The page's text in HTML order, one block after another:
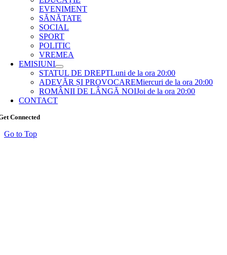
EVENIMENT
SĂNĂTATE
SOCIAL
SPORT
POLITIC
VREMEA
EMISIUNI
STATUL DE DREPTLuni de la ora 20:00
ADEVĂR ȘI PROVOCAREMiercuri de la ora 20:00
ROMÂNII DE LÂNGĂ NOIJoi de la ora 20:00
CONTACT
Connected
Go to Top